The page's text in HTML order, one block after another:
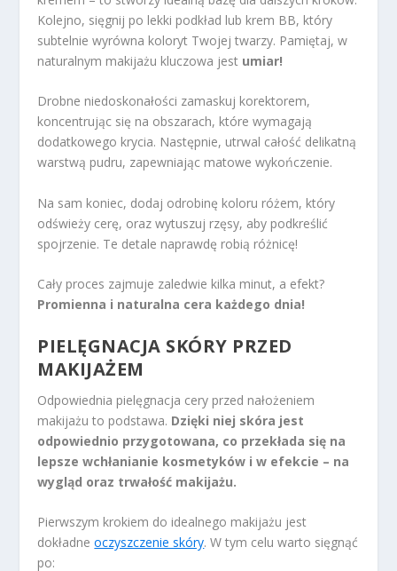
Kolejno, sięgnij po lekki podkład lub krem BB, który
subtelnie wyrówna koloryt Twojej twarzy. Pamiętaj, w
naturalnym makijażu kluczowa jest umiar!
Drobne niedoskonałości zamaskuj korektorem,
koncentrując się na obszarach, które wymagają
dodatkowego krycia. Następnie, utrwal całość delikatną
warstwą pudru, zapewniając matowe wykończenie.
Na sam koniec, dodaj odrobinę koloru różem, który
odświeży cerę, oraz wytuszuj rzęsy, aby podkreślić
spojrzenie. Te detale naprawdę robią różnicę!
Cały proces zajmuje zaledwie kilka minut, a efekt?
Promienna i naturalna cera każdego dnia!
PIELĘGNACJA SKÓRY PRZED
MAKIJAŻEM
Odpowiednia pielęgnacja cery przed nałożeniem
makijażu to podstawa. Dzięki niej skóra jest
odpowiednio przygotowana, co przekłada się na
lepsze wchłanianie kosmetyków i w efekcie – na
wygląd oraz trwałość makijażu.
Pierwszym krokiem do idealnego makijażu jest
dokładneoczyszczenie skóry. W tym celu warto sięgnąć
po: